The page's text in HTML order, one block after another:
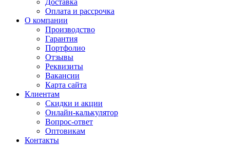
Доставка
Оплата и рассрочка
О компании
Производство
Гарантия
Портфолио
Отзывы
Реквизиты
Вакансии
Карта сайта
Клиентам
Скидки и акции
Онлайн-калькулятор
Вопрос-ответ
Оптовикам
Контакты